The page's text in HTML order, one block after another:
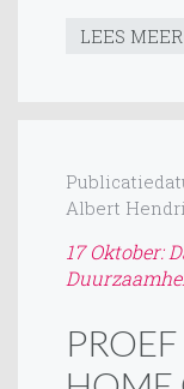
LEES MEER
Albert
17 Oktober: